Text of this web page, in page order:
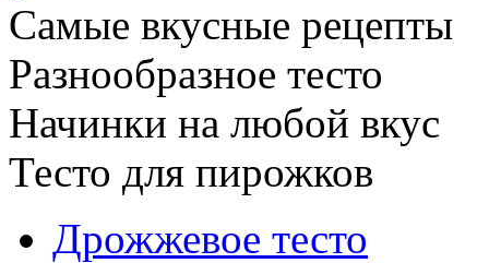
Самые вкусные рецепты
Разнообразное тесто
Начинки на любой вкус
Тесто для пирожков
Дрожжевое тесто